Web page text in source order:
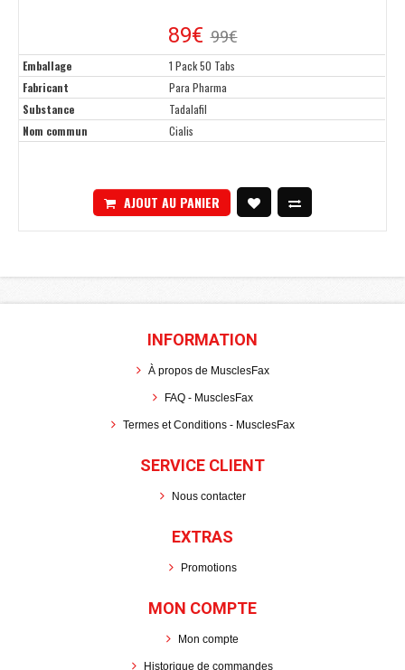
89€ 99€
Emballage
1 Pack 50 Tabs
Fabricant
Para Pharma
Substance
Tadalafil
Nom commun
Cialis
AJOUT AU PANIER
INFORMATION
À propos de MusclesFax
FAQ - MusclesFax
Termes et Conditions - MusclesFax
SERVICE CLIENT
Nous contacter
EXTRAS
Promotions
MON COMPTE
Mon compte
Historique de commandes